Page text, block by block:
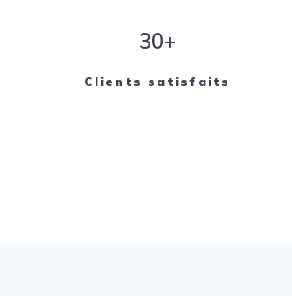
30+
Clients satisfaits